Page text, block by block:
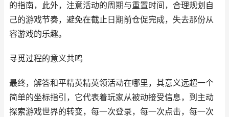
的指南，此外，注意活动的周期与重置时间，合理规划自
己的游戏节奏，避免在截止日期前仓促完成，失去那份从
容游戏的乐趣。
寻觅过程的意义共鸣
最终，解答和平精英精英领活动在哪里，其意义远超一个
简单的坐标指引，它代表着玩家从被动接受信息，到主动
探索游戏世界的转变，每一次登录，每一次点击，每一次